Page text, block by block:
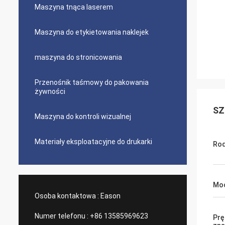
Maszyna tnąca laserem
Maszyna do etykietowania naklejek
maszyna do stronicowania
Przenośnik taśmowy do pakowania
żywności
Maszyna do kontroli wizualnej
Materiały eksploatacyjne do drukarki
Osoba kontaktowa : Eason
Numer telefonu : +86 13585969623